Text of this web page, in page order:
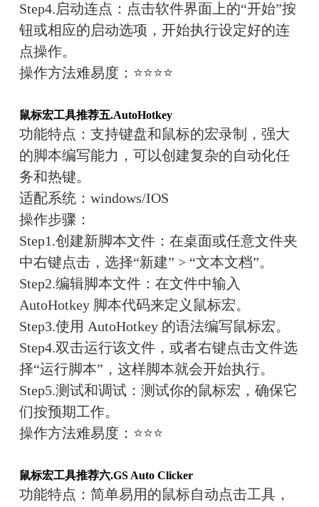
Step4.启动连点：点击软件界面上的“开始”按
钮或相应的启动选项，开始执行设定好的连
点操作。
操作方法难易度： ⭐⭐⭐⭐
鼠标宏工具推荐五.AutoHotkey
功能特点： 支持键盘和鼠标的宏录制，强大
的脚本编写能力，可以创建复杂的自动化任
务和热键。
适配系统： windows/IOS
操作步骤：
Step1.创建新脚本文件：在桌面或任意文件夹
中右键点击，选择“新建” > “文本文档”。
Step2.编辑脚本文件：在文件中输入
AutoHotkey 脚本代码来定义鼠标宏。
Step3.使用 AutoHotkey 的语法编写鼠标宏。
Step4.双击运行该文件，或者右键点击文件选
择“运行脚本”，这样脚本就会开始执行。
Step5.测试和调试：测试你的鼠标宏，确保它
们按预期工作。
操作方法难易度： ⭐⭐⭐
鼠标宏工具推荐六.GS Auto Clicker
功能特点： 简单易用的鼠标自动点击工具，